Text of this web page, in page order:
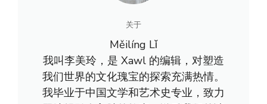
关于
Měilíng Lǐ
我叫李美玲，是 Xawl 的编辑，对塑造
我们世界的文化瑰宝的探索充满热情。
我毕业于中国文学和艺术史专业，致力